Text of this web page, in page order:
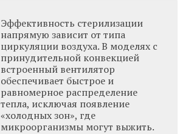
Эффективность стерилизации
напрямую зависит от типа
циркуляции воздуха. В моделях с
принудительной конвекцией
встроенный вентилятор
обеспечивает быстрое и
равномерное распределение
тепла, исключая появление
«холодных зон», где
микроорганизмы могут выжить.